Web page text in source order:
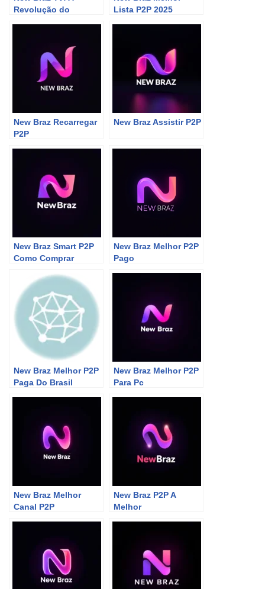
Revolução do
Lista P2P 2025
New Braz Recarregar
P2P
New Braz Assistir P2P
New Braz Smart P2P
Como Comprar
New Braz Melhor P2P
Pago
New Braz Melhor P2P
Paga Do Brasil
New Braz Melhor P2P
Para Pc
New Braz Melhor
Canal P2P
New Braz P2P A
Melhor